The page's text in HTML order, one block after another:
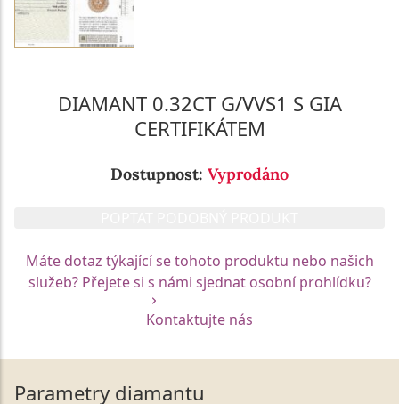
DIAMANT 0.32CT G/VVS1 S GIA
CERTIFIKÁTEM
Dostupnost: Vyprodáno
Máte dotaz týkající se tohoto produktu nebo našich
služeb? Přejete si s námi sjednat osobní prohlídku?
Kontaktujte nás
Parametry diamantu